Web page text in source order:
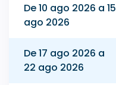
De 10 ago 2026 a 15
ago 2026
De 17 ago 2026 a
22 ago 2026